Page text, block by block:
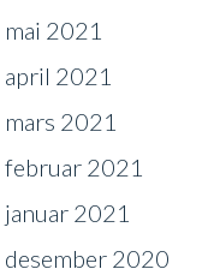
mai 2021
april 2021
mars 2021
februar 2021
januar 2021
desember 2020